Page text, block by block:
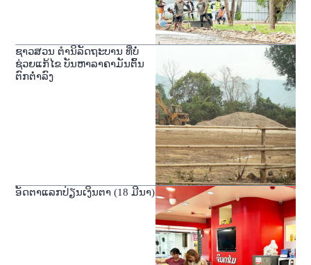
ຊາວສວນ ຕໍານິລັດຖະບານ ທີ່ບໍ່
ຊ່ວຍແກ້ໄຂ ບັນຫາລາຄາມັນຕົ້ນ
ຕົກຕໍ່າລົງ
ອັດຕາແລກປ່ຽນເງິນຕາ (18 ມີນາ)